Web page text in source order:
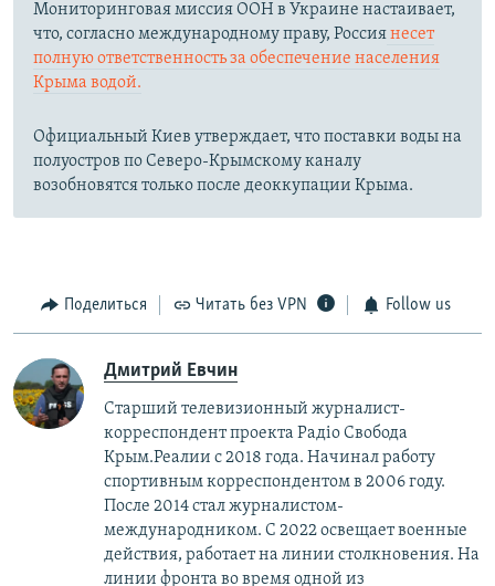
Мониторинговая миссия ООН в Украине настаивает,
что, согласно международному праву, Россиянесет
полную ответственность за обеспечение населения
Крыма водой.
Официальный Киев утверждает, что поставки воды на
полуостров по Северо-Крымскому каналу
возобновятся только после деоккупации Крыма.
Поделиться Читать без VPN Follow us
Дмитрий Евчин
Старший телевизионный журналист-
корреспондент проекта Радіо Свобода
Крым.Реалии с 2018 года. Начинал работу
спортивным корреспондентом в 2006 году.
После 2014 стал журналистом-
международником. С 2022 освещает военные
действия, работает на линии столкновения. На
линии фронта во время одной из